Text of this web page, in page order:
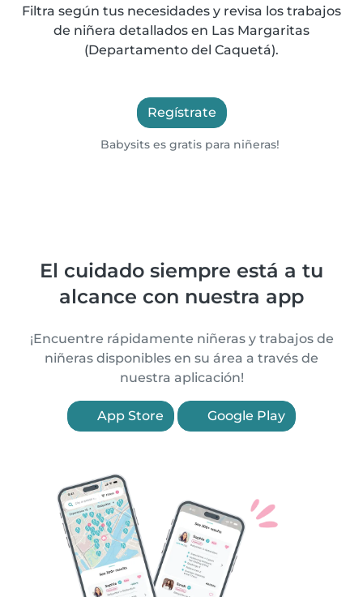
Filtra según tus necesidades y revisa los trabajos
de niñera detallados en Las Margaritas
(Departamento del Caquetá).
Regístrate
Babysits es gratis para niñeras!
El cuidado siempre está a tu
alcance con nuestra app
¡Encuentre rápidamente niñeras y trabajos de
niñeras disponibles en su área a través de
nuestra aplicación!
App Store Google Play